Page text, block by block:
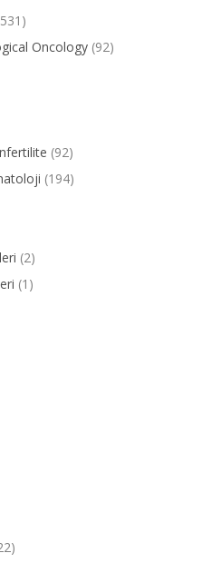
Oncology (92)
(92)
(194)
(2)
(1)